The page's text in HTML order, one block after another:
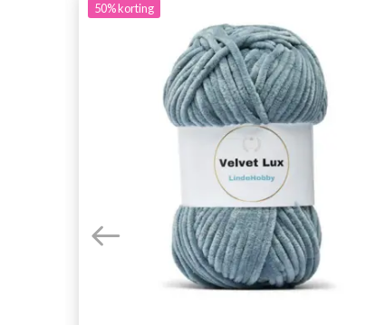
50%korting